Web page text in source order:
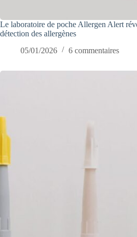
Le laboratoire de poche Allergen Alert
détection des allergènes
05/01/2026
6 commentaires